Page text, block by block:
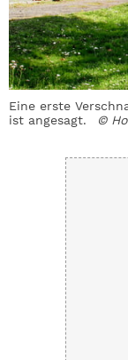
Eine erste
ist angesagt.
©